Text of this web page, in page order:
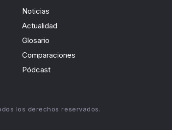
Noticias
Actualidad
Glosario
Comparaciones
Pódcast
los derechos reservados.